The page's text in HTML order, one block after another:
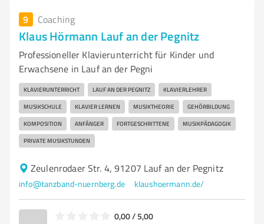
9 Coaching
Klaus Hörmann Lauf an der Pegnitz
Professioneller Klavierunterricht für Kinder und
Erwachsene in Lauf an der Pegni
KLAVIERUNTERRICHT LAUF AN DER PEGNITZ KLAVIERLEHRER
MUSIKSCHULE KLAVIER LERNEN MUSIKTHEORIE GEHÖRBILDUNG
KOMPOSITION ANFÄNGER FORTGESCHRITTENE MUSIKPÄDAGOGIK
PRIVATE MUSIKSTUNDEN
Zeulenrodaer Str. 4, 91207 Lauf an der Pegnitz
info@tanzband-nuernberg.de klaushoermann.de/
0,00 / 5,00